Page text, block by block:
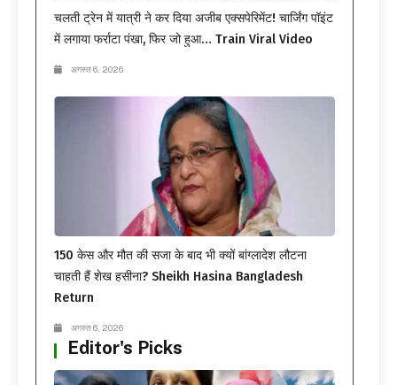
चलती ट्रेन में यात्री ने कर दिया अजीब एक्सपेरिमेंट! चार्जिंग पॉइंट
में लगाया फर्राटा पंखा, फिर जो हुआ… Train Viral Video
अगस्त 6, 2026
150 केस और मौत की सजा के बाद भी क्यों बांग्लादेश लौटना
चाहती हैं शेख हसीना? Sheikh Hasina Bangladesh
Return
अगस्त 6, 2026
Editor's Picks